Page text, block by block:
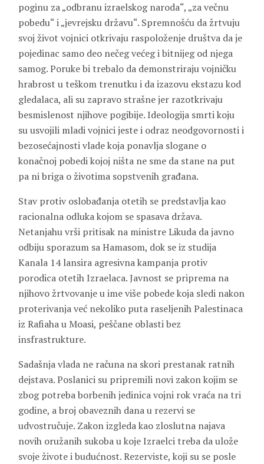
poginu za „odbranu izraelskog naroda“, „za večnu
pobedu“ i „jevrejsku državu“. Spremnošću da žrtvuju
svoj život vojnici otkrivaju raspoloženje društva da je
pojedinac samo deo nečeg većeg i bitnijeg od njega
samog. Poruke bi trebalo da demonstriraju vojničku
hrabrost u teškom trenutku i da izazovu ekstazu kod
gledalaca, ali su zapravo strašne jer razotkrivaju
besmislenost njihove pogibije. Ideologija smrti koju
su usvojili mladi vojnici jeste i odraz neodgovornosti i
bezosećajnosti vlade koja ponavlja slogane o
konačnoj pobedi kojoj ništa ne sme da stane na put
pa ni briga o životima sopstvenih građana.
Stav protiv oslobađanja otetih se predstavlja kao
racionalna odluka kojom se spasava država.
Netanjahu vrši pritisak na ministre Likuda da javno
odbiju sporazum sa Hamasom, dok se iz studija
Kanala 14 lansira agresivna kampanja protiv
porodica otetih Izraelaca. Javnost se priprema na
njihovo žrtvovanje u ime više pobede koja sledi nakon
proterivanja već nekoliko puta raseljenih Palestinaca
iz Rafiaha u Moasi, peščane oblasti bez
insfrastrukture.
Sadašnja vlada ne računa na skori prestanak ratnih
dejstava. Poslanici su pripremili novi zakon kojim se
zbog potreba borbenih jedinica vojni rok vraća na tri
godine, a broj obaveznih dana u rezervi se
udvostručuje. Zakon izgleda kao zloslutna najava
novih oružanih sukoba u koje Izraelci treba da ulože
svoje živote i budućnost. Rezerviste, koji su se posle